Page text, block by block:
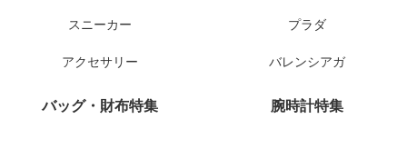
スニーカー
アクセサリー
プラダ
バレンシアガ
バッグ・財布特集 腕時計特集